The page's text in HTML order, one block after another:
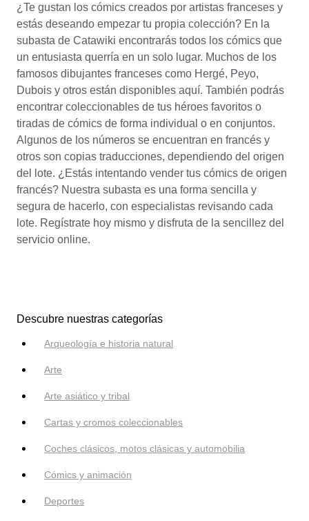
¿Te gustan los cómics creados por artistas franceses y
estás deseando empezar tu propia colección? En la
subasta de Catawiki encontrarás todos los cómics que
un entusiasta querría en un solo lugar. Muchos de los
famosos dibujantes franceses como Hergé, Peyo,
Dubois y otros están disponibles aquí. También podrás
encontrar coleccionables de tus héroes favoritos o
tiradas de cómics de forma individual o en conjuntos.
Algunos de los números se encuentran en francés y
otros son copias traducciones, dependiendo del origen
del lote. ¿Estás intentando vender tus cómics de origen
francés? Nuestra subasta es una forma sencilla y
segura de hacerlo, con especialistas revisando cada
lote. Regístrate hoy mismo y disfruta de la sencillez del
servicio online.
Descubre nuestras categorías
Arqueología e historia natural
Arte
Arte asiático y tribal
Cartas y cromos coleccionables
Coches clásicos, motos clásicas y automobilia
Cómics y animación
Deportes